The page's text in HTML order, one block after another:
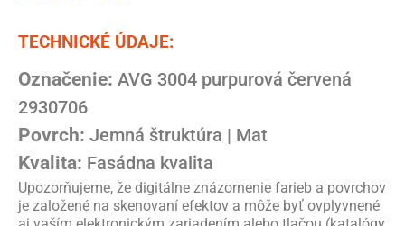
TECHNICKÉ ÚDAJE:
Označenie: AVG 3004 purpurová červená
2930706
Povrch: Jemná štruktúra | Mat
Kvalita: Fasádna kvalita
Upozorňujeme, že digitálne znázornenie farieb a povrchov
je založené na skenovaní efektov a môže byť ovplyvnené